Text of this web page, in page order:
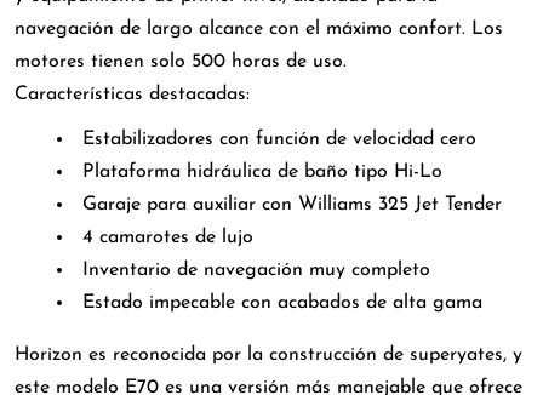
navegación de largo alcance con el máximo confort. Los
motores tienen solo 500 horas de uso.
Características destacadas:
Estabilizadores con función de velocidad cero
Plataforma hidráulica de baño tipo Hi-Lo
Garaje para auxiliar con Williams 325 Jet Tender
4 camarotes de lujo
Inventario de navegación muy completo
Estado impecable con acabados de alta gama
Horizon es reconocida por la construcción de superyates, y
este modelo E70 es una versión más manejable que ofrece